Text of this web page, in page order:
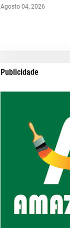
Agosto 04, 2026
Publicidade